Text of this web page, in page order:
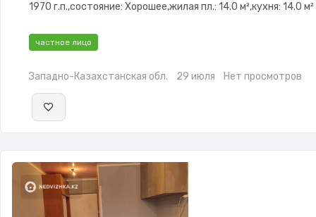
1970 г.п.,состояние: Хорошее,жилая пл.: 14.0 м²,кухня: 14.0 м²
частное лицо
Западно-Казахстанская обл. 29 июля Нет просмотров